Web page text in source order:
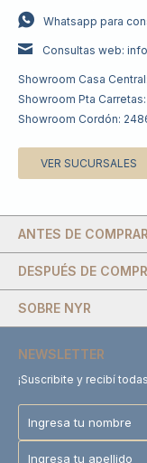
Whatsapp para
Consultas web:
Showroom Casa
Showroom Pta
Showroom Cordón:
VER SUCURSALES
DESPUÉS DE
SOBRE NYR
ANTES DE COMPRAR
NEWSLETTER
¡Suscribite y recibí